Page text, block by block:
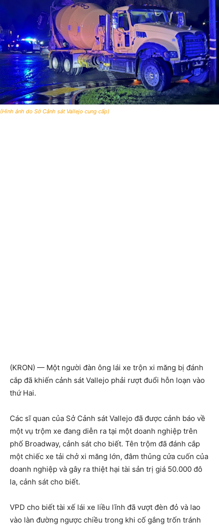
(Hình ảnh do Sở Cảnh sát Vallejo cung cấp)
(KRON) — Một người đàn ông lái xe trộn xi măng bị đánh
cắp đã khiến cảnh sát Vallejo phải rượt đuổi hỗn loạn vào
thứ Hai.
Các sĩ quan của Sở Cảnh sát Vallejo đã được cảnh báo về
một vụ trộm xe đang diễn ra tại một doanh nghiệp trên
phố Broadway, cảnh sát cho biết. Tên trộm đã đánh cắp
một chiếc xe tải chở xi măng lớn, đâm thủng cửa cuốn của
doanh nghiệp và gây ra thiệt hại tài sản trị giá 50.000 đô
la, cảnh sát cho biết.
VPD cho biết tài xế lái xe liều lĩnh đã vượt đèn đỏ và lao
vào làn đường ngược chiều trong khi cố gắng trốn tránh